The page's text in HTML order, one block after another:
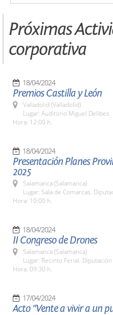
Próximas
corporativa
18/04/2024
Premios Castilla y León
Valladolid (Valladolid)
Lugar: Auditorio Miguel Delibes
Hora: 12:00 h.
18/04/2024
Presentación Planes
2025
Salamanca (Salamanca)
Lugar: Sala de Comarcas.
Hora: 10:00 h.
18/04/2024
II Congreso de Drones
Salamanca (Salamanca)
Lugar: Recinto Ferial. Diputación
Hora: 09:30 h.
17/04/2024
Acto "Vente a vivir a un